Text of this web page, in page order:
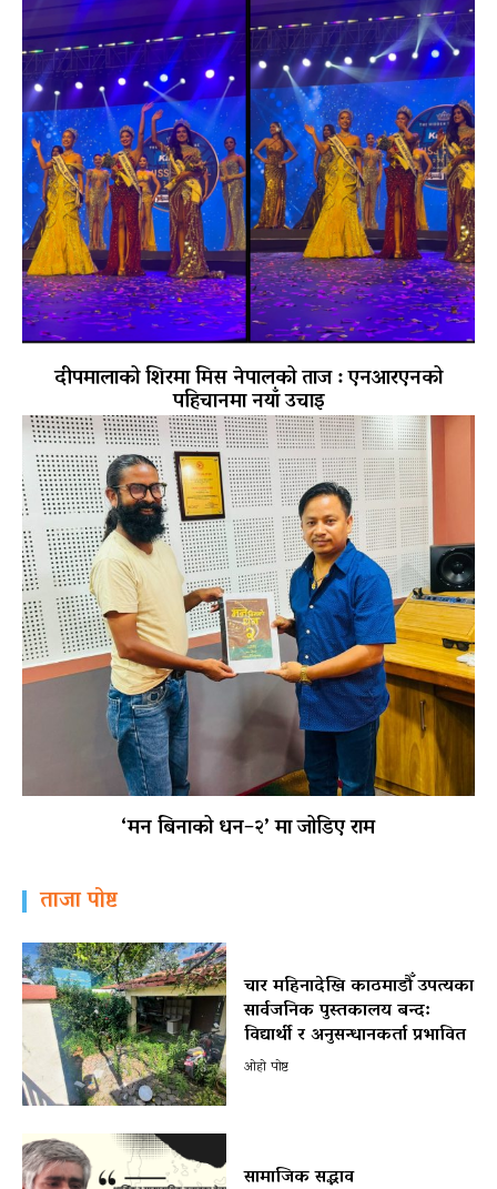
दीपमालाको शिरमा मिस नेपालको ताज : एनआरएनको
पहिचानमा नयाँ उचाइ
‘मन बिनाको धन–२’ मा जोडिए राम
ताजा पोष्ट
चार महिनादेखि काठमाडौँ उपत्यका
सार्वजनिक पुस्तकालय बन्द:
विद्यार्थी र अनुसन्धानकर्ता प्रभावित
ओहो पोष्ट
सामाजिक सद्भाव